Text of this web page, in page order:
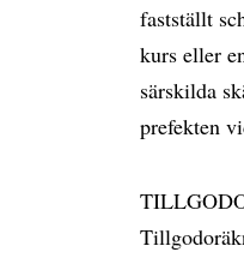
fastställt
kurs eller
särskilda
prefekten